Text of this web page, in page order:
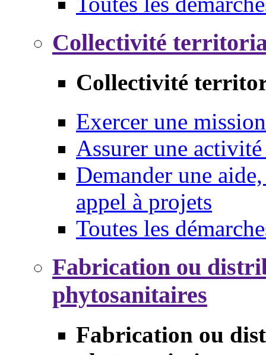
Collectivité
Collectivité
Exercer une mission
Assurer une
Demander une
appel à projets
Toutes les
Fabrication ou
phytosanitaires
Fabrication ou